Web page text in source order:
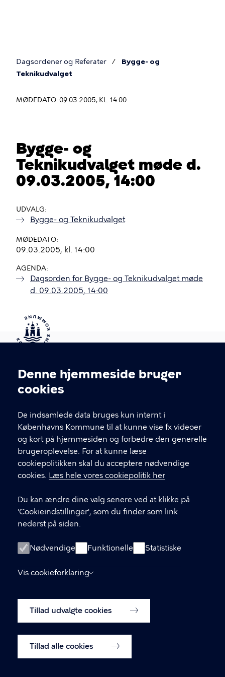
Cookieindstillinger
Denne hjemmeside bruger
cookies
De indsamlede data bruges kun internt i
Københavns Kommune til at kunne vise fx videoer
og kort på hjemmesiden og forbedre den generelle
brugeroplevelse. For at kunne læse
cookiepolitikken skal du acceptere nødvendige
cookies. Læs hele vores cookiepolitik her
Du kan ændre dine valg senere ved at klikke på
'Cookieindstillinger', som du finder som link
nederst på siden.
Nødvendige Funktionelle Statistiske
Vis cookieforklaring
Tillad udvalgte cookies
Tillad alle cookies
Du
her
Dagsordener og Referater
Bygge- og
Teknikudvalget
MØDEDATO: 09.03.2005, KL. 14:00
Bygge- og
Teknikudvalget møde d.
09.03.2005, 14:00
UDVALG
Bygge- og Teknikudvalget
MØDEDATO
09.03.2005, kl. 14:00
AGENDA
Dagsorden for Bygge- og Teknikudvalget møde
d. 09.03.2005, 14:00
Kontakt Københavns Kommune
T
fFind andre kontakter her
CVR-nummer64942212
GENVEJE
Digital Post
Databeskyttelse
Tilgængelighedserklæring
Om hjemmesiden
Cookiepolitik